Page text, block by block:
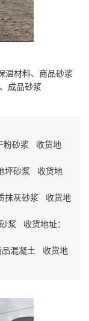
温材料、商品砂浆
成品砂浆
粉砂浆 收货地
坪砂浆 收货地
抹灰砂浆 收货地
浆 收货地址：
品混凝土 收货地